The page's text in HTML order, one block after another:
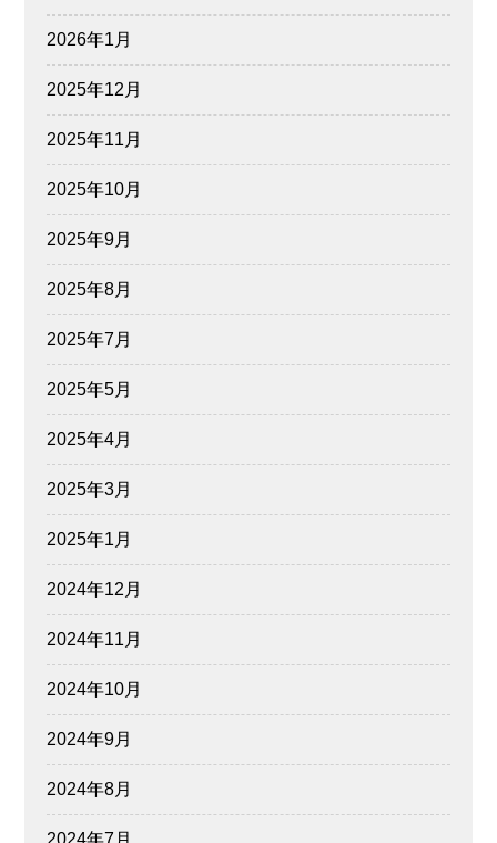
2026年1月
2025年12月
2025年11月
2025年10月
2025年9月
2025年8月
2025年7月
2025年5月
2025年4月
2025年3月
2025年1月
2024年12月
2024年11月
2024年10月
2024年9月
2024年8月
2024年7月